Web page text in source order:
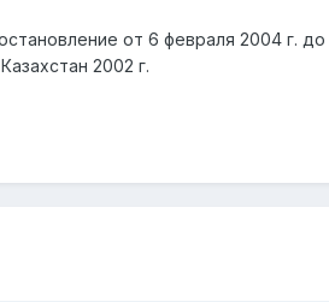
от 6 февраля 2004 г.
2002 г.